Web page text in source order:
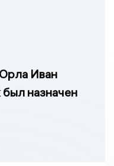
Иван
назначен